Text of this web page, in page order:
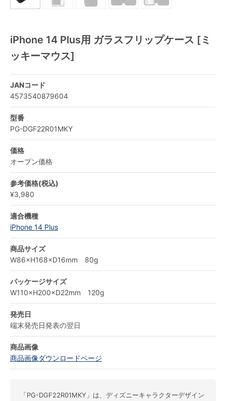
iPhone 14 Plus用 ガラスフリップケース [ミ
ッキーマウス]
JANコード
4573540879604
型番
PG-DGF22R01MKY
価格
オープン価格
参考価格(税込)
¥3,980
適合機種
iPhone 14 Plus
商品サイズ
W86×H168×D16mm 80g
パッケージサイズ
W110×H200×D22mm 120g
発売日
端末発売日発表の翌日
商品画像
商品画像ダウンロードページ
「PG-DGF22R01MKY」は、ディズニーキャラクターデザイン